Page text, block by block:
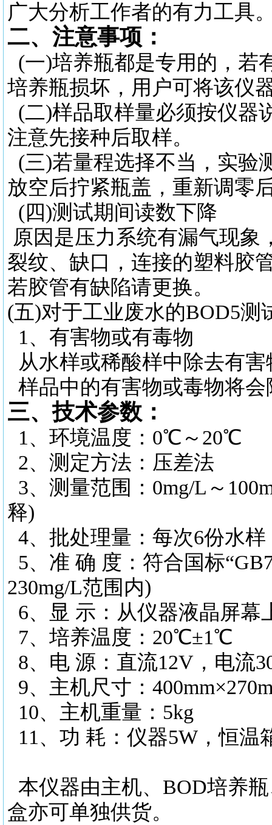
广大分析工作者的有力工具
二、注意事项：
(一)培养瓶都是专用的，若
培养瓶损坏，用户可将该仪
(二)样品取样量必须按仪器
注意先接种后取样。
(三)若量程选择不当，实验
放空后拧紧瓶盖，重新调零
(四)测试期间读数下降
原因是压力系统有漏气现
裂纹、缺口，连接的塑料胶
若胶管有缺陷请更换。
(五)对于工业废水的BOD5
1、有害物或有毒物
从水样或稀酸样中除去有
样品中的有害物或毒物将会
三、技术参数：
1、环境温度：0℃～20℃
2、测定方法：压差法
3、测量范围：0mg/L～
释)
4、批处理量：每次6份水样
5、准 确 度：符合国标
230mg/L范围内)
6、显 示：从仪器液晶屏幕
7、培养温度：20℃±1℃
8、电 源：直流12V，电流
9、主机尺寸：
10、主机重量：5kg
11、功 耗：仪器5W，恒温
本仪器由主机、 BOD培养
盒亦可单独供货。